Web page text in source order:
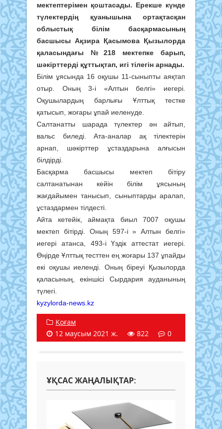
мектептерімен қоштасады. Ерекше күнде
түлектердің қуанышына ортақтасқан
облыстық білім басқармасының
басшысы Ақзира Қасымова Қызылорда
қаласындағы №218 мектепке барып,
шәкірттерді құттықтап, игі тілегін арнады.
Білім ұясында 16 оқушы 11-сыныпты аяқтап
отыр. Оның 3-і «Алтын белгі» иегері.
Оқушылардың барлығы Ұлттық тестке
қатысып, жоғары ұпай иеленуде.
Салтанатты шарада түлектер ән айтып,
вальс биледі. Ата-аналар ақ тілектерін
арнап, шәкірттер ұстаздарына алғысын
білдірді.
Басқарма басшысы мектеп бітіру
салтанатынан кейін білім ұясының
жағдайымен танысып, сыныптарды аралап,
ұстаздармен тілдесті.
Айта кетейік, аймақта биыл 7007 оқушы
мектеп бітірді. Оның 597-і » Алтын белгі»
иегері атанса, 493-і Үздік аттестат иегері.
Өңірде Ұлттық тесттен ең жоғары 137 ұпайды
екі оқушы иеленді. Оның біреуі Қызылорда
қаласының, екіншісі Сырдария ауданының
түлегі.
kyzylorda-news.kz
Қоғам
12 маусым 2021 ж.
822 0
ҰҚСАС ЖАҢАЛЫҚТАР: